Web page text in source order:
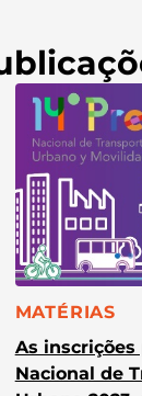
CATEGORIA:
MATÉRIAS
As inscrições
Nacional de